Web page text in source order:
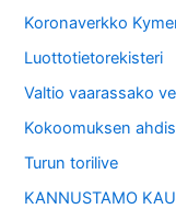
Koronaverkko
Luottotietorekisteri
Valtio vaarassako
Kokoomuksen
Turun torilive
KANNUSTAMO